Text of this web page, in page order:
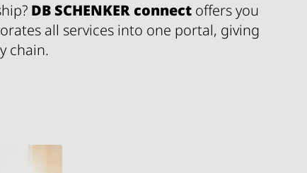
DB SCHENKERconnect offers you
all services into one portal, giving
chain.